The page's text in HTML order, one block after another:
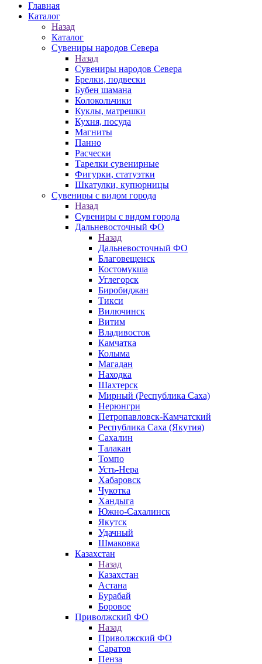
Главная
Каталог
Назад
Каталог
Сувениры народов Севера
Назад
Сувениры народов Севера
Брелки, подвески
Бубен шамана
Колокольчики
Куклы, матрешки
Кухня, посуда
Магниты
Панно
Расчески
Тарелки сувенирные
Фигурки, статуэтки
Шкатулки, купюрницы
Сувениры с видом города
Назад
Сувениры с видом города
Дальневосточный ФО
Назад
Дальневосточный ФО
Благовещенск
Костомукша
Углегорск
Биробиджан
Тикси
Вилючинск
Витим
Владивосток
Камчатка
Колыма
Магадан
Находка
Шахтерск
Мирный (Республика Саха)
Нерюнгри
Петропавловск-Камчатский
Республика Саха (Якутия)
Сахалин
Талакан
Томпо
Усть-Нера
Хабаровск
Чукотка
Хандыга
Южно-Сахалинск
Якутск
Удачный
Шмаковка
Казахстан
Назад
Казахстан
Астана
Бурабай
Боровое
Приволжский ФО
Назад
Приволжский ФО
Саратов
Пенза